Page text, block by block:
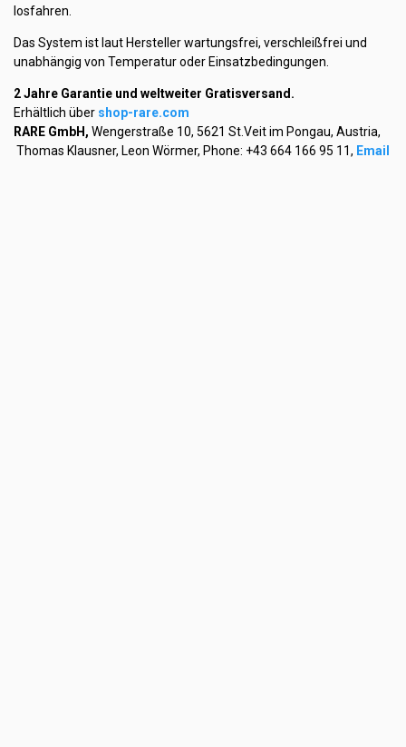
losfahren.
Das System ist laut Hersteller wartungsfrei, verschleißfrei und
unabhängig von Temperatur oder Einsatzbedingungen.
2 Jahre Garantie und weltweiter Gratisversand.
Erhältlich über shop-rare.com
RARE GmbH, Wengerstraße 10, 5621 St.Veit im Pongau, Austria,
Thomas Klausner, Leon Wörmer, Phone: +43 664 166 95 11, Email